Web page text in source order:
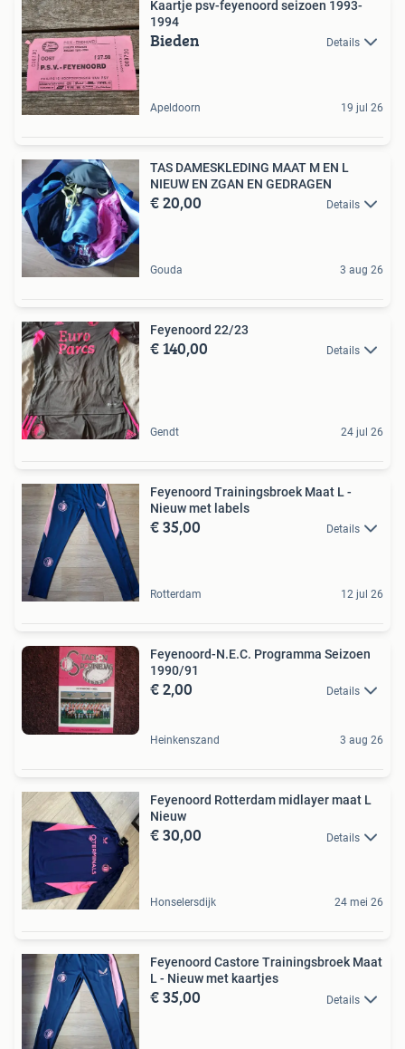
Kaartje psv-feyenoord seizoen 1993-
1994
Bieden Details
Apeldoorn 19 jul 26
TAS DAMESKLEDING MAAT M EN L
NIEUW EN ZGAN EN GEDRAGEN
€ 20,00 Details
Gouda 3 aug 26
Feyenoord 22/23
€ 140,00 Details
Gendt 24 jul 26
Feyenoord Trainingsbroek Maat L -
Nieuw met labels
€ 35,00 Details
Rotterdam 12 jul 26
Feyenoord-N.E.C. Programma Seizoen
1990/91
€ 2,00 Details
Heinkenszand 3 aug 26
Feyenoord Rotterdam midlayer maat L
Nieuw
€ 30,00 Details
Honselersdijk 24 mei 26
Feyenoord Castore Trainingsbroek Maat
L - Nieuw met kaartjes
€ 35,00 Details